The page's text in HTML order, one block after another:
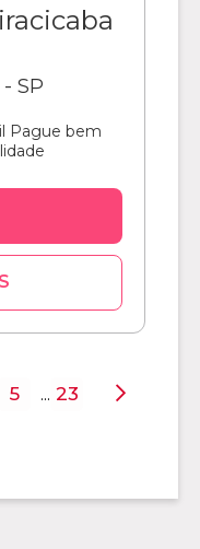
SP
Pague bem
5 ... 23